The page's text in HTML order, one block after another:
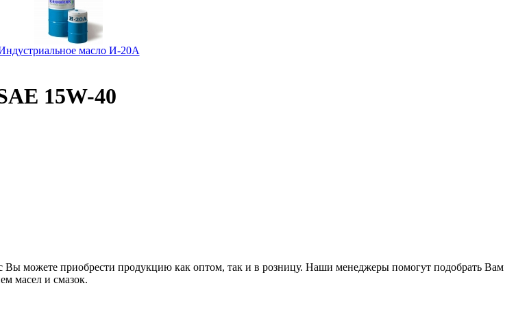
масло И-20А
15W-40
Вы можете приобрести продукцию как оптом, так и в розницу. Наши менеджеры помогут подобрать Вам
масел и смазок.